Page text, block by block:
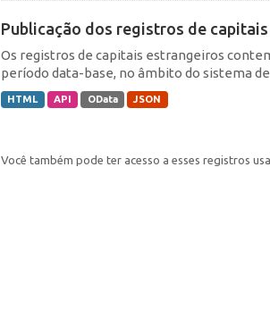
Publicação dos registros de
Os registros de capitais estrangeiros
período data-base, no âmbito do sistema
HTML API OData JSON
Você também pode ter acesso a esses registros